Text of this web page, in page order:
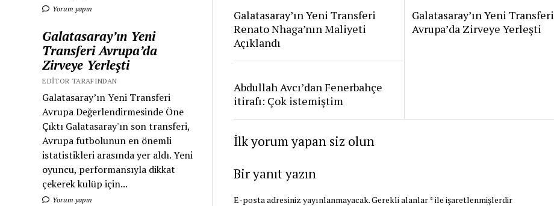
Yorum yapın
Galatasaray’ın Yeni
Transferi Avrupa’da
Zirveye Yerleşti
EDITOR TARAFINDAN
Galatasaray’ın Yeni Transferi
Avrupa Değerlendirmesinde Öne
Çıktı Galatasaray'ın son transferi,
Avrupa futbolunun en önemli
istatistikleri arasında yer aldı. Yeni
oyuncu, performansıyla dikkat
çekerek kulüp için...
Yorum yapın
Galatasaray’ın Yeni Transferi
Renato Nhaga’nın Maliyeti
Açıklandı
Galatasaray’ın Yeni Transferi
Avrupa’da Zirveye Yerleşti
Abdullah Avcı’dan Fenerbahçe
itirafı: Çok istemiştim
İlk yorum yapan siz olun
Bir yanıt yazın
E-posta adresiniz yayınlanmayacak.Gerekli alanlar*ile işaretlenmişlerdir